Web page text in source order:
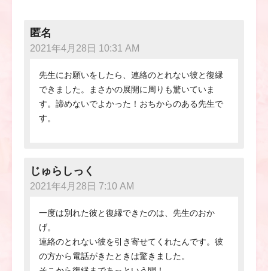
匿名
2021年4月28日 10:31 AM
先生にお願いをしたら、連絡のとれない彼と復縁
できました。まさかの展開に周りも驚いていま
す。諦めないでよかった！おちからのある先生で
す。
じゅらしっく
2021年4月28日 7:10 AM
一度は別れた彼と復縁できたのは、先生のおか
げ。
連絡のとれない彼を引き寄せてくれたんです。彼
の方から電話がきたときは驚きました。